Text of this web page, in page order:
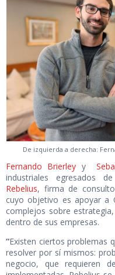
De izquierda a derecha:
Fernando Brierley y
industriales egresados
Rebelius, firma de
cuyo objetivo es apoyar a
complejos sobre
dentro de sus empresas.
“Existen ciertos problemas
resolver por sí mismos:
negocio, que requieren